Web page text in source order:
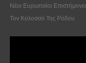
Νέοι Ευρωπαίοι
Τον Κολοσσό Της Ρόδου